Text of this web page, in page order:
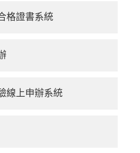
格證書系統
線上申辦系統